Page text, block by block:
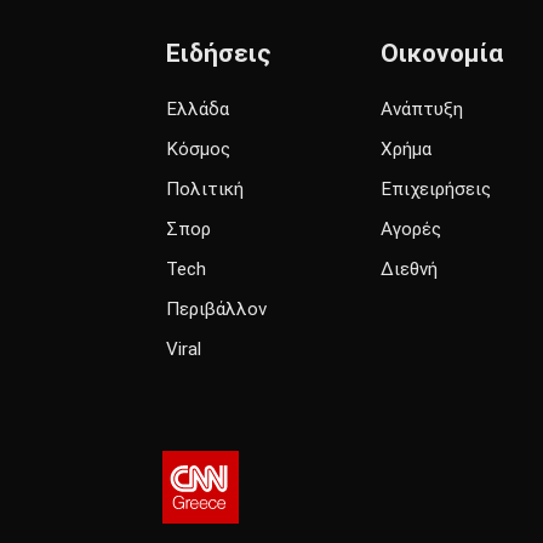
Ειδήσεις
Ελλάδα
Κόσμος
Πολιτική
Σπορ
Tech
Περιβάλλον
Viral
Οικονομία
Ανάπτυξη
Χρήμα
Επιχειρήσεις
Αγορές
Διεθνή